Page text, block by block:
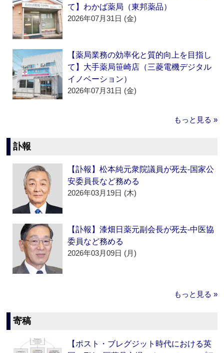
て】わかば薬局（東邦薬品）
2026年07月31日 (金)
【薬局業務の効率化と質的向上を目指し
て】大手薬局笹崎店（三菱電機デジタル
イノベーション）
2026年07月31日 (金)
もっと見る »
訃報
【訃報】松本純元衆院議員が死去‐国家公
安委員長など務める
2026年03月19日 (木)
【訃報】漆畑日薬元副会長が死去‐中医協
委員など務める
2026年03月09日 (月)
もっと見る »
寄稿
【ポスト・ブレグジット時代における英